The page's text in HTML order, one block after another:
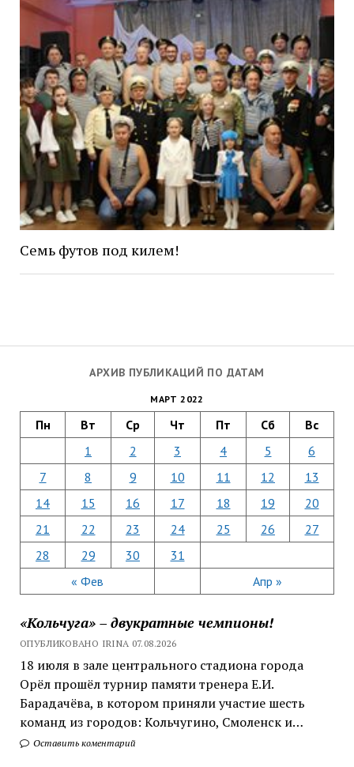
АРХИВ ПУБЛИКАЦИЙ ПО ДАТАМ
МАРТ 2022
Пн Вт Ср Чт Пт Сб Вс
« Фев Апр »
1 2 3 4 5
6
7
8 9 10 11 12
13
14
15 16 17 18 19
20
21
22 23 24 25 26
27
28
29 30 31
«Кольчуга» – двукратные чемпионы!
ОПУБЛИКОВАНО IRINA 07.08.2026
18 июля в зале центрального стадиона города
Орёл прошёл турнир памяти тренера Е.И.
Барадачёва, в котором приняли участие шесть
команд из городов: Кольчугино, Смоленск и…
Оставить коментарий
Семь футов под килем!